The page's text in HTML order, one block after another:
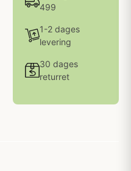
499
1-2 dages
levering
30 dages
returret